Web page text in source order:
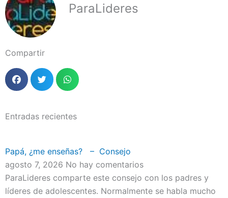
ParaLideres
Compartir
Entradas recientes
Papá, ¿me enseñas? – Consejo
agosto 7, 2026 No hay comentarios
ParaLideres comparte este consejo con los padres y
líderes de adolescentes. Normalmente se habla mucho